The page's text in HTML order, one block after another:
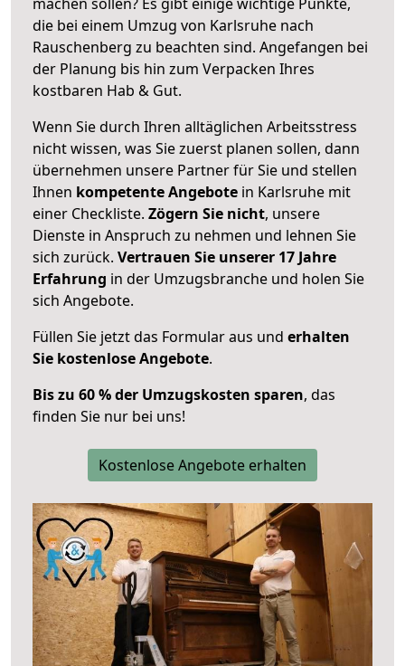
die bei einem Umzug von Karlsruhe nach
Rauschenberg zu beachten sind. Angefangen bei
der Planung bis hin zum Verpacken Ihres
kostbaren Hab & Gut.
Wenn Sie durch Ihren alltäglichen Arbeitsstress
nicht wissen, was Sie zuerst planen sollen, dann
übernehmen unsere Partner für Sie und stellen
Ihnen kompetente Angebote in Karlsruhe mit
einer Checkliste. Zögern Sie nicht, unsere
Dienste in Anspruch zu nehmen und lehnen Sie
sich zurück. Vertrauen Sie unserer 17 Jahre
Erfahrung in der Umzugsbranche und holen Sie
sich Angebote.
Füllen Sie jetzt das Formular aus und erhalten
Sie kostenlose Angebote.
Bis zu 60 % der Umzugskosten sparen, das
finden Sie nur bei uns!
Kostenlose Angebote erhalten